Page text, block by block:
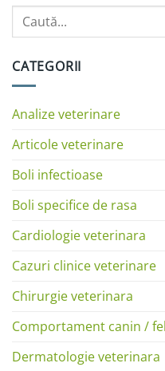
CATEGORII
Analize veterinare
Articole veterinare
Boli infectioase
Boli specifice de rasa
Cardiologie veterinara
Cazuri clinice veterinare
Chirurgie veterinara
Comportament canin /
Dermatologie veterinara